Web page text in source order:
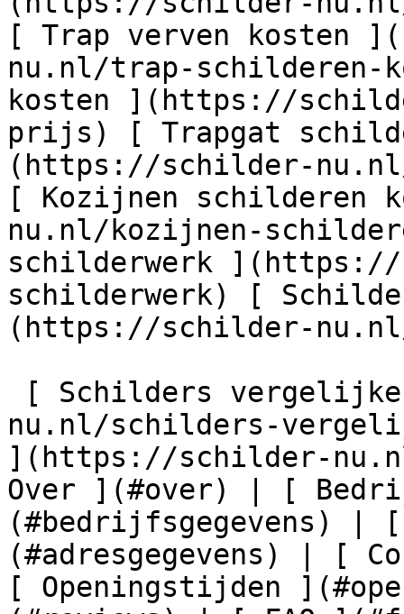
[ Trap verven kosten
nu.nl/trap-schilderen-
kosten ](https://
prijs) [ Trapgat
(https://schilder-
[ Kozijnen
nu.nl/kozijnen-
schilderwerk
schilderwerk) [
(https://schilder-nu.nl/
nu.nl/schilders-
](https://schilder-
Over ](#over) | [
(#bedrijfsgegevens) | [
(#adresgegevens) | [
[ Openingstijden